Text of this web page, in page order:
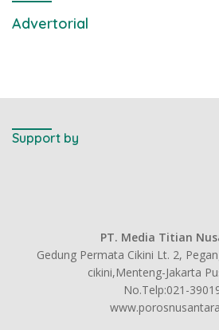
Advertorial
Support by
PT. Media Titian
Gedung Permata Cikini Lt. 2,
cikini,Menteng-Jakarta
No.Telp:021-